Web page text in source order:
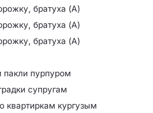
братуха (А)
братуха (А)
братуха (А)
пакли пурпуром
супругам
квартиркам кургузым